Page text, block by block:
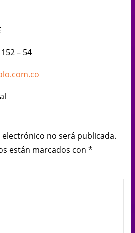
– 54
no será publicada.
están marcados con *